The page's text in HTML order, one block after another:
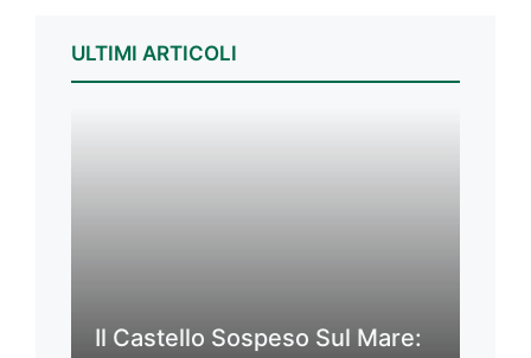
ULTIMI ARTICOLI
Il Castello Sospeso Sul Mare: